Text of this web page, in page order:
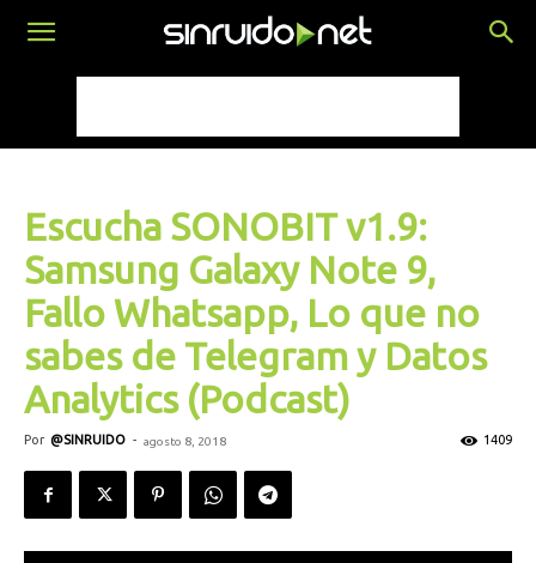
Escucha SONOBIT v1.9:
Samsung Galaxy Note 9,
Fallo Whatsapp, Lo que no
sabes de Telegram y Datos
Analytics (Podcast)
Por @SINRUIDO - agosto 8, 2018 1409